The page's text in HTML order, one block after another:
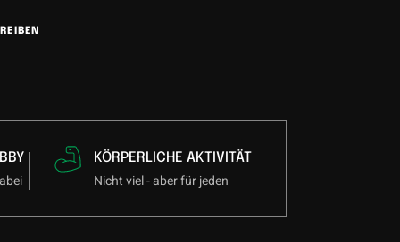
KÖRPERLICHE AKTIVITÄT
Nicht viel - aber für jeden